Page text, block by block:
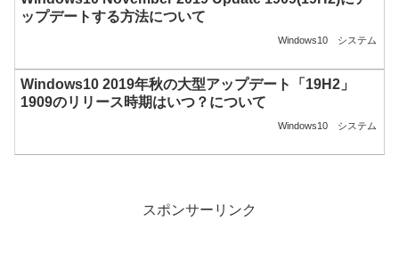
ップデートする方法について
Windows10 システム
Windows10 2019年秋の大型アップデート「19H2」
1909のリリース時期はいつ？について
Windows10 システム
スポンサーリンク